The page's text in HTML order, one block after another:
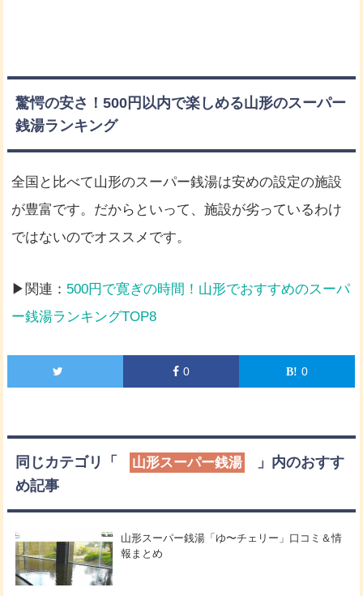
驚愕の安さ！500円以内で楽しめる山形のスーパー
銭湯ランキング
全国と比べて山形のスーパー銭湯は安めの設定の施設
が豊富です。だからといって、施設が劣っているわけ
ではないのでオススメです。
▶関連： 500円で寛ぎの時間！山形でおすすめのスーパ
ー銭湯ランキングTOP8
0 0
同じカテゴリ「 山形スーパー銭湯
」内のおすす
め記事
山形スーパー銭湯「ゆ〜チェリー」口コミ＆情
報まとめ